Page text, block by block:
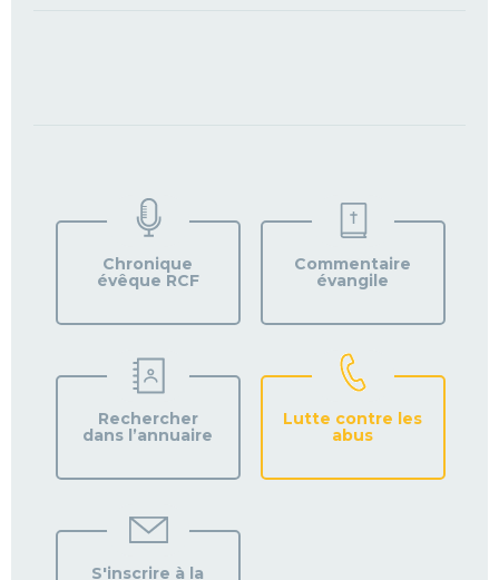
PAROISSE
Chronique
évêque RCF
Commentaire
évangile
Rechercher
dans l’annuaire
Lutte contre les
abus
S'inscrire à la